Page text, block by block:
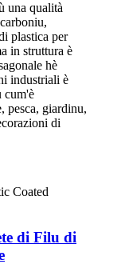
una qualità
plastica per
in struttura è
hè
industriali è
cum'è
pesca, giardinu,
di
di Filu di